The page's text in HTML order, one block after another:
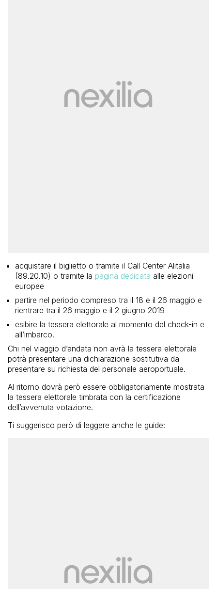
acquistare il biglietto o tramite il Call Center Alitalia
(89.20.10) o tramite la pagina dedicata alle elezioni
europee
partire nel periodo compreso tra il 18 e il 26 maggio e
rientrare tra il 26 maggio e il 2 giugno 2019
esibire la tessera elettorale al momento del check-in e
all’imbarco.
Chi nel viaggio d’andata non avrà la tessera elettorale
potrà presentare una dichiarazione sostitutiva da
presentare su richiesta del personale aeroportuale.
Al ritorno dovrà però essere obbligatoriamente mostrata
la tessera elettorale timbrata con la certificazione
dell’avvenuta votazione.
Ti suggerisco però di leggere anche le guide: